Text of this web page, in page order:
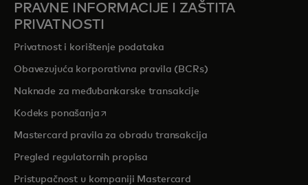
PRAVNE INFORMACIJE I ZAŠTITA
PRIVATNOSTI
Privatnost i korištenje podataka
Obavezujuća korporativna pravila (BCRs)
Naknade za međubankarske transakcije
Kodeks ponašanjaopens in a new tab
Mastercard pravila za obradu transakcija
Pregled regulatornih propisa
Pristupačnost u kompaniji Mastercard